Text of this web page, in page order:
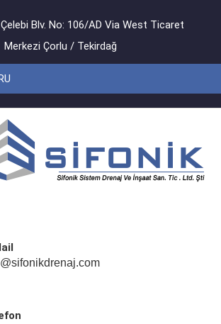
Blv. No: 106/AD Via West Ticaret
Merkezi Çorlu / Tekirdağ